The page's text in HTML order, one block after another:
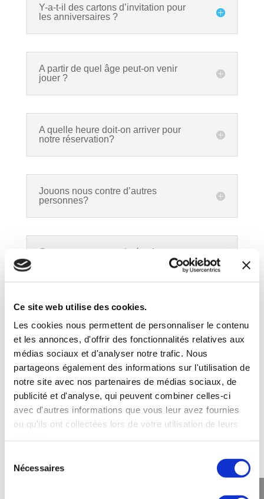
Ce site web utilise des cookies.
Les cookies nous permettent de personnaliser le contenu
et les annonces, d'offrir des fonctionnalités relatives aux
médias sociaux et d'analyser notre trafic. Nous
partageons également des informations sur l'utilisation de
notre site avec nos partenaires de médias sociaux, de
publicité et d'analyse, qui peuvent combiner celles-ci
avec d'autres informations que vous leur avez fournies
ou qu'ils ont collectées lors de votre utilisation de leurs
Nécessaires
Y-a-t-il des cartons d’invitation pour
les anniversaires ?
A partir de quel âge peut-on venir
jouer ?
A quelle heure doit-on arriver pour
notre réservation?
Jouons nous contre d’autres
personnes?
Comment sont constituées les
Le laser game est-il dangereux?
Quels vêtements choisir pour jouer
au Space Laser Game Brussels ?
Y a-t-il des vestiaires ?